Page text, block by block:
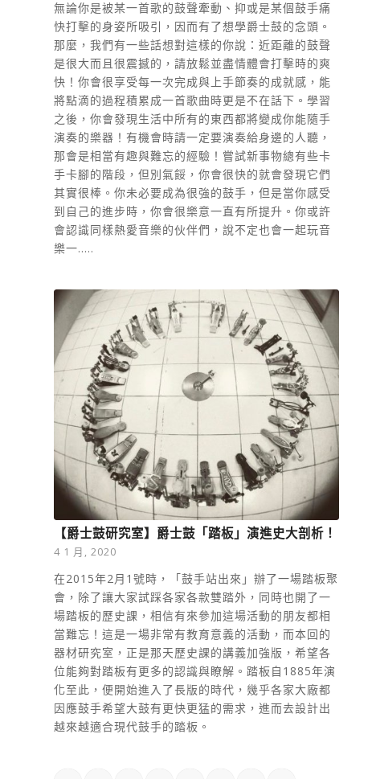
無論你是被某一首歌的鼓聲牽動、抑或是某個鼓手痛
快打擊的身姿所吸引，因而有了想學爵士鼓的念頭。
那麼，我們有一些話想對這樣的你說：近距離的鼓聲
是很大而且很震撼的，請放鬆並盡情體會打擊時的爽
快！你會很享受每一次完成與上手節奏的成就感，能
將點滴的過程積累成一首歌曲時更是不在話下。學習
之後，你會發現生活中所有的東西都將變成你能隨手
演奏的樂器！有機會時請一定要演奏給身邊的人聽，
那會是相當有趣與難忘的經驗！嘗試新事物總有些卡
手卡腳的階段，但別氣餒，你會很快的就會發現它們
其實很棒。你未必要成為很強的鼓手，但是當你感受
到自己的進步時，你會很樂意一直有所提升。你或許
會認識同樣熱愛音樂的伙伴們，說不定也會一起玩音
樂一.....
【爵士鼓研究室】爵士鼓「踏板」演進史大剖析！
4 1 月, 2020
在2015年2月1號時，「鼓手站出來」辦了一場踏板聚
會，除了讓大家試踩各家各款雙踏外，同時也開了一
場踏板的歷史課，相信有來參加這場活動的朋友都相
當難忘！這是一場非常有教育意義的活動，而本回的
器材研究室，正是那天歷史課的講義加強版，希望各
位能夠對踏板有更多的認識與瞭解。踏板自1885年演
化至此，便開始進入了長版的時代，幾乎各家大廠都
因應鼓手希望大鼓有更快更猛的需求，進而去設計出
越來越適合現代鼓手的踏板。